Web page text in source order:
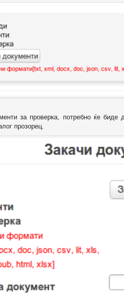
за проверка, потребно ќе биде
прозорец.